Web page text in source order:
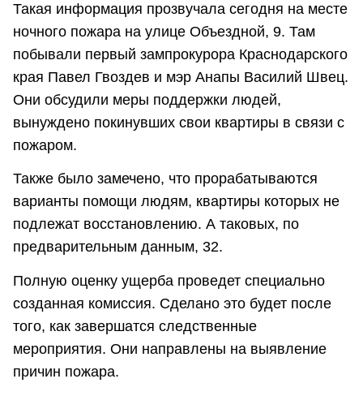
Такая информация прозвучала сегодня на месте
ночного пожара на улице Объездной, 9. Там
побывали первый зампрокурора Краснодарского
края Павел Гвоздев и мэр Анапы Василий Швец.
Они обсудили меры поддержки людей,
вынуждено покинувших свои квартиры в связи с
пожаром.
Также было замечено, что прорабатываются
варианты помощи людям, квартиры которых не
подлежат восстановлению. А таковых, по
предварительным данным, 32.
Полную оценку ущерба проведет специально
созданная комиссия. Сделано это будет после
того, как завершатся следственные
мероприятия. Они направлены на выявление
причин пожара.